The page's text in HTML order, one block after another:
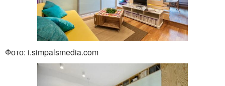
Фото: i.simpalsmedia.com